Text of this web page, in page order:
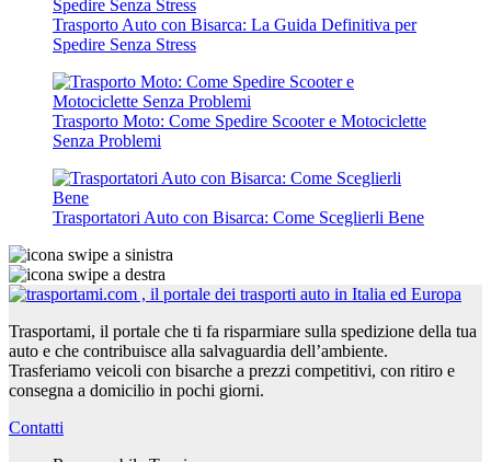
Trasporto Auto con Bisarca: La Guida Definitiva per
Spedire Senza Stress
Trasporto Moto: Come Spedire Scooter e Motociclette
Senza Problemi
Trasportatori Auto con Bisarca: Come Sceglierli Bene
Trasportami, il portale che ti fa risparmiare sulla spedizione della tua
auto e che contribuisce alla salvaguardia dell’ambiente.
Trasferiamo veicoli con bisarche a prezzi competitivi, con ritiro e
consegna a domicilio in pochi giorni.
Contatti